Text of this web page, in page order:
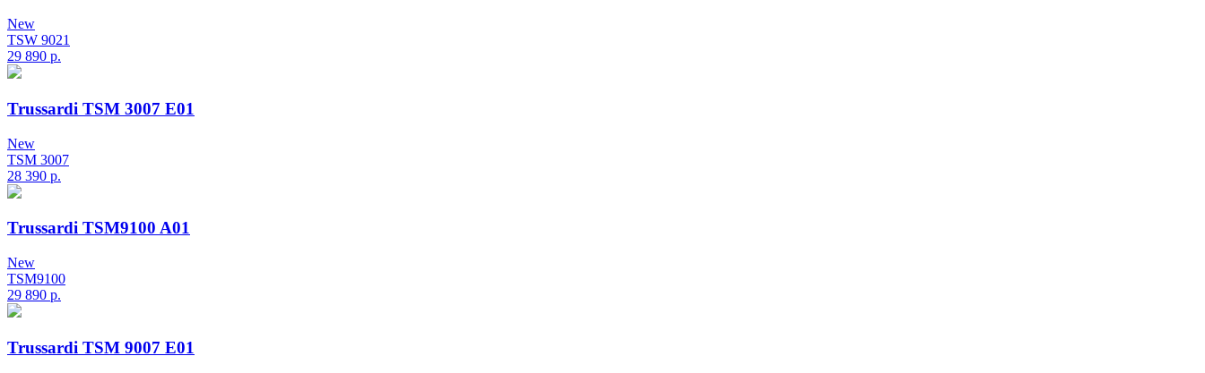
New
TSW 9021
29 890 р.
Trussardi TSM 3007 E01
New
TSM 3007
28 390 р.
Trussardi TSM9100 A01
New
TSM9100
29 890 р.
Trussardi TSM 9007 E01